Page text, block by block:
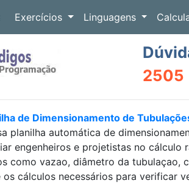
Exercícios Linguagens
2505
de Dimensionamento de
planilha automática de
engenheiros e projetistas no cálculo
como vazao, diâmetro da tubulaçao,
cálculos necessários para verificar